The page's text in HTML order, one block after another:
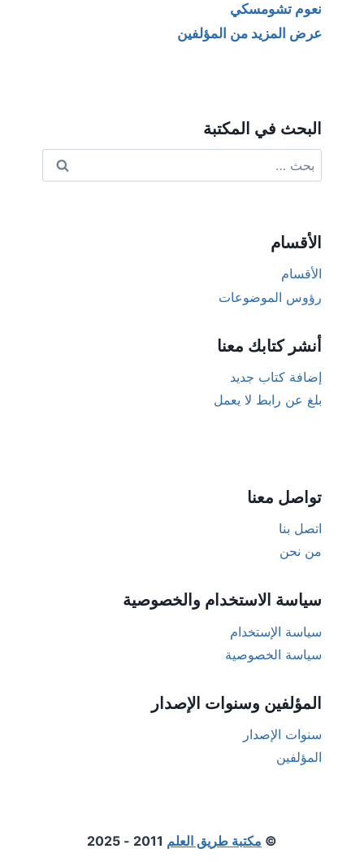
نعوم تشومسكي
عرض المزيد من المؤلفين
البحث في المكتبة
عن:
الأقسام
الأقسام
رؤوس الموضوعات
أنشر كتابك معنا
إضافة كتاب جديد
بلغ عن رابط لا يعمل
تواصل معنا
اتصل بنا
من نحن
سياسة الاستخدام والخصوصية
سياسة الإستخدام
سياسة الخصوصية
المؤلفين وسنوات الإصدار
سنوات الإصدار
المؤلفين
© مكتبة طريق العلم